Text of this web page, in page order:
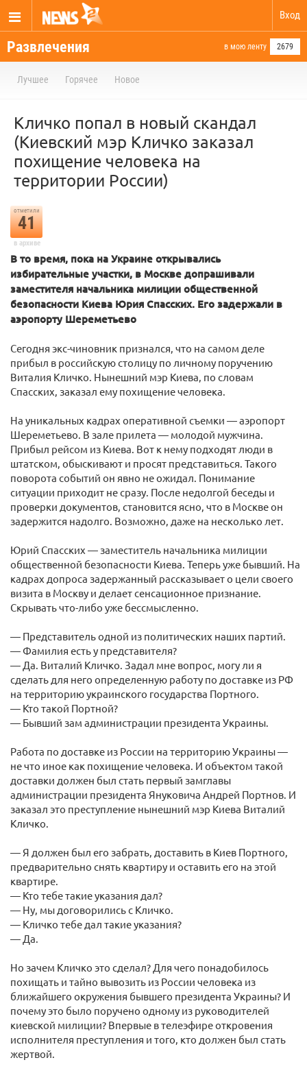
Вход
Развлечения в мою ленту 2679
Лучшее Горячее Новое
Кличко попал в новый скандал
(Киевский мэр Кличко заказал
похищение человека на
территории России)
отметили
41
в архиве
В то время, пока на Украине открывались
избирательные участки, в Москве допрашивали
заместителя начальника милиции общественной
безопасности Киева Юрия Спасских. Его задержали в
аэропорту Шереметьево
Сегодня экс-чиновник признался, что на самом деле
прибыл в российскую столицу по личному поручению
Виталия Кличко. Нынешний мэр Киева, по словам
Спасских, заказал ему похищение человека.
На уникальных кадрах оперативной съемки — аэропорт
Шереметьево. В зале прилета — молодой мужчина.
Прибыл рейсом из Киева. Вот к нему подходят люди в
штатском, обыскивают и просят представиться. Такого
поворота событий он явно не ожидал. Понимание
ситуации приходит не сразу. После недолгой беседы и
проверки документов, становится ясно, что в Москве он
задержится надолго. Возможно, даже на несколько лет.
Юрий Спасских — заместитель начальника милиции
общественной безопасности Киева. Теперь уже бывший. На
кадрах допроса задержанный рассказывает о цели своего
визита в Москву и делает сенсационное признание.
Скрывать что-либо уже бессмысленно.
— Представитель одной из политических наших партий.
— Фамилия есть у представителя?
— Да. Виталий Кличко. Задал мне вопрос, могу ли я
сделать для него определенную работу по доставке из РФ
на территорию украинского государства Портного.
— Кто такой Портной?
— Бывший зам администрации президента Украины.
Работа по доставке из России на территорию Украины —
не что иное как похищение человека. И объектом такой
доставки должен был стать первый замглавы
администрации президента Януковича Андрей Портнов. И
заказал это преступление нынешний мэр Киева Виталий
Кличко.
— Я должен был его забрать, доставить в Киев Портного,
предварительно снять квартиру и оставить его на этой
квартире.
— Кто тебе такие указания дал?
— Ну, мы договорились с Кличко.
— Кличко тебе дал такие указания?
— Да.
Но зачем Кличко это сделал? Для чего понадобилось
похищать и тайно вывозить из России человека из
ближайшего окружения бывшего президента Украины? И
почему это было поручено одному из руководителей
киевской милиции? Впервые в телеэфире откровения
исполнителя преступления и того, кто должен был стать
жертвой.